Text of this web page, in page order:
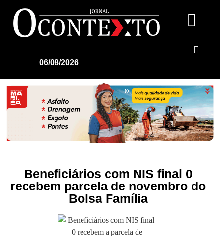
06/08/2026
Beneficiários com NIS final 0
recebem parcela de novembro do
Bolsa Família